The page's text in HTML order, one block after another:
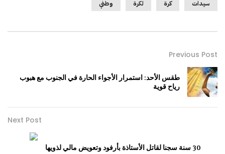
سيدات كرة لكرة وطني
Previous Post
طقس الأحد: استمرار الأجواء الحارة في الجنوب مع هبوب
رياح قوية
Next Post
30 سنة سجنا لقاتل الأستاذة بأرفود وتعويض مالي لذويها